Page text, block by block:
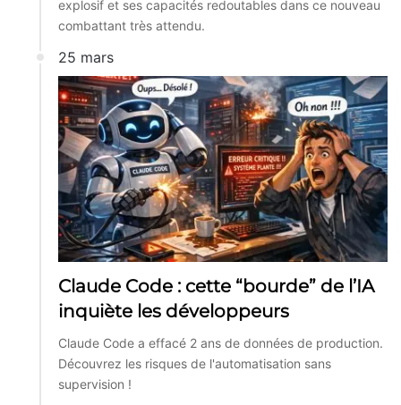
explosif et ses capacités redoutables dans ce nouveau
combattant très attendu.
25 mars
Claude Code : cette “bourde” de l’IA
inquiète les développeurs
Claude Code a effacé 2 ans de données de production.
Découvrez les risques de l'automatisation sans
supervision !